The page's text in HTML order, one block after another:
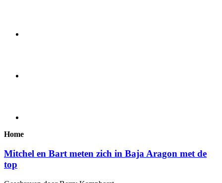
Home
Mitchel en Bart meten zich in Baja Aragon met de
top